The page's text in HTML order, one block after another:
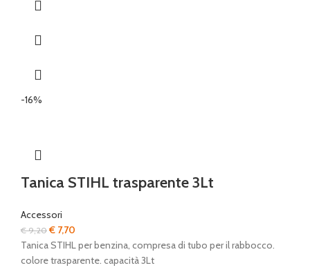
-16%
Tanica STIHL trasparente 3Lt
Accessori
€9,20Il
prezzo
originale
€ 7,70
prezzo
attuale
Tanica STIHL per benzina, compresa di tubo per il rabbocco.
colore trasparente. capacità 3Lt